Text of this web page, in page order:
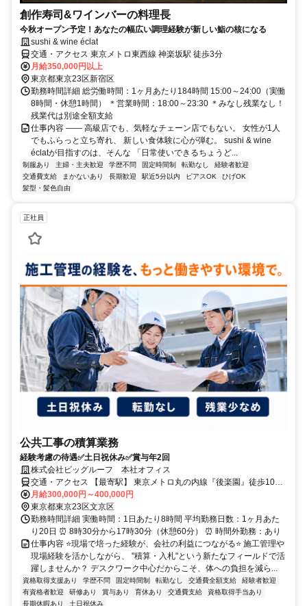
創作寿司&ワインバーの料理長
今秋オープン予定！あなたの幅広い調理経験が新しい鮨の核になる
sushi & wine éclat
交通・アクセス 東京メトロ東西線 神楽坂駅 徒歩3分
月給350,000円以上
東京都東京23区新宿区
勤務時間詳細 総労働時間：1ヶ月あたり184時間 15:00～24:00（実働
8時間・休憩1時間） ＊営業時間：18:00～23:30 ＊みなし残業なし！
残業代は別途全額支給
仕事内容 ―― 高級店でも、気軽なチェーン店でもない。 女性が1人
でもふらっと立ち寄れ、 新しい食体験に心が弾む。 sushi & wine
éclatが目指すのは、そんな 「日常使いできるちょうど...
制服あり 主婦・主夫歓迎 学歴不問 固定時間制 転勤なし
経験者歓迎
交通費支給
まかないあり 長期歓迎 駅近5分以内 ピアスOK
ひげOK
髪型・髪色自由
正社員
公共工事の積算業務
経験考慮の待遇✅️土日祝休み✅️賞与年2回
株式会社ビッグルーフ 本社オフィス
交通・アクセス 【最寄駅】 東京メトロ丸の内線『後楽園』徒歩10分
JR・東京メトロ・都営大江戸線「飯田橋』徒歩10分 都営大江戸線・
三田線『春日』徒歩13分
月給300,000円～400,000円
東京都東京23区文京区
勤務時間詳細 実働時間：1日あたり8時間 平均勤務日数：1ヶ月あた
り20日 ⏰ 8時30分から17時30分（休憩60分） ⏰ 時間外勤務：あり
仕事内容 ⭐️現場で培った経験が、会社の利益につながる⭐️ 施工管理や
現場経験を活かしながら、 "積算・入札"という新たなフィールドで活
躍しませんか？ デスクワーク中心だからこそ、体への負担を減ら...
資格取得支援あり 学歴不問 固定時間制 転勤なし 交通費全額支給
経験者歓迎
有資格者歓迎
研修あり 賞与あり 育休あり 交通費支給
資格取得手当あり
長期休暇あり
土日祝休み